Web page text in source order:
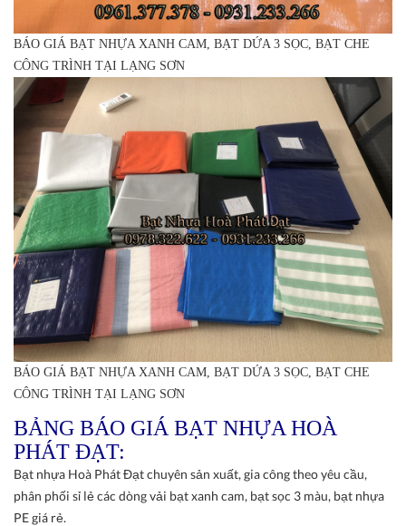
BÁO GIÁ BẠT NHỰA XANH CAM, BẠT DỨA 3 SỌC, BẠT CHE
CÔNG TRÌNH TẠI LẠNG SƠN
BÁO GIÁ BẠT NHỰA XANH CAM, BẠT DỨA 3 SỌC, BẠT CHE
CÔNG TRÌNH TẠI LẠNG SƠN
BẢNG BÁO GIÁ BẠT NHỰA HOÀ
PHÁT ĐẠT:
Bạt nhựa Hoà Phát Đạt chuyên sản xuất, gia công theo yêu cầu,
phân phối sỉ lẻ các dòng vải bạt xanh cam, bạt sọc 3 màu, bạt nhựa
PE giá rẻ.